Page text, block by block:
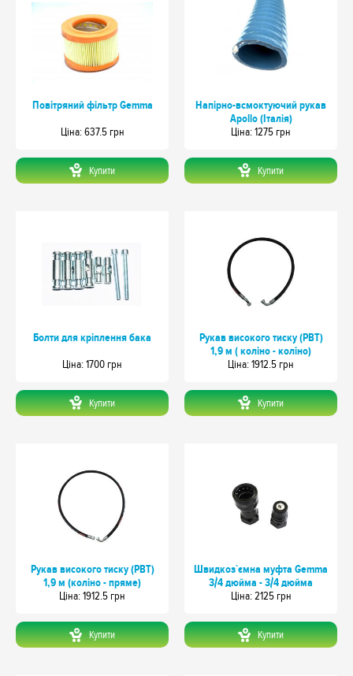
Повітряний фільтр Gemma
Цiна: 637.5 грн
Купити
Напірно-всмоктуючий рукав
Apollo (Італія)
Цiна: 1275 грн
Купити
Болти для кріплення бака
Цiна: 1700 грн
Купити
Рукав високого тиску (РВТ)
1,9 м ( коліно - коліно)
Цiна: 1912.5 грн
Купити
Рукав високого тиску (РВТ)
1,9 м (коліно - пряме)
Цiна: 1912.5 грн
Купити
Швидкоз`ємна муфта Gemma
3/4 дюйма - 3/4 дюйма
Цiна: 2125 грн
Купити